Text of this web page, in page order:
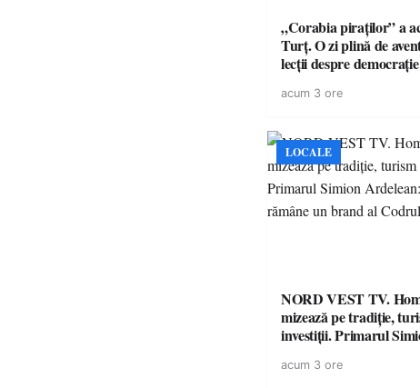
„Corabia piraților” a
Turț. O zi plină de
lecții despre
acum 3 ore
LOCALE
NORD VEST TV.
mizează pe tradiție,
investiții. Primarul Simion
brand al Codrului”
acum 3 ore